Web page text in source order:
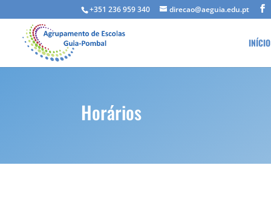
+351 236 959 340 direcao@aeguia.edu.pt
INÍCIO
Horários